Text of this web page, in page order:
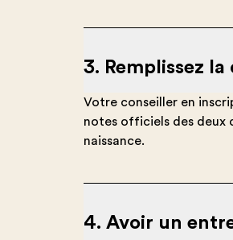
3. Remplissez
Votre conseiller en
notes officiels des deux
naissance.
4. Avoir un